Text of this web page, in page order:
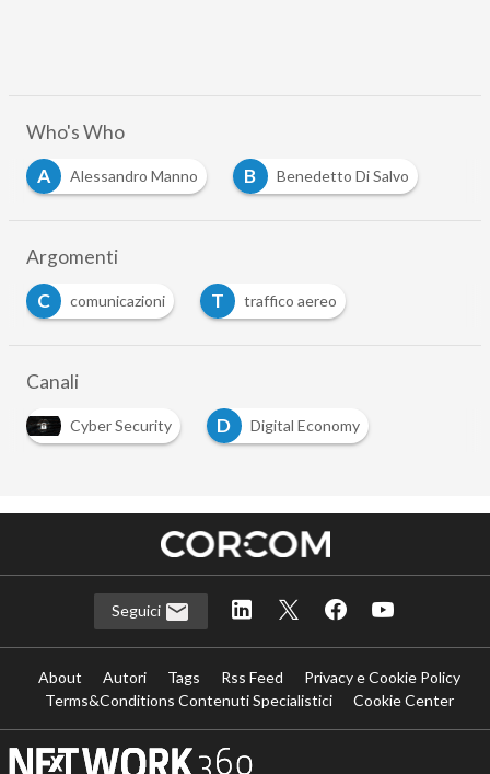
Who's Who
A
Alessandro Manno B Benedetto Di Salvo
Argomenti
C
comunicazioni T traffico aereo
Canali
Cyber Security D Digital Economy
Seguici
About Autori Tags Rss Feed
Privacy e Cookie Policy
Terms&Conditions Contenuti Specialistici
Cookie Center